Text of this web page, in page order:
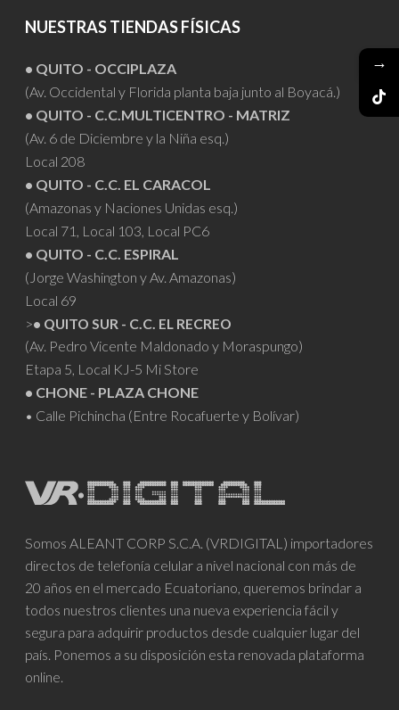
NUESTRAS TIENDAS FÍSICAS
• QUITO - OCCIPLAZA
(Av. Occidental y Florida planta baja junto al Boyacá.)
• QUITO - C.C.MULTICENTRO - MATRIZ
(Av. 6 de Diciembre y la Niña esq.)
Local 208
• QUITO - C.C. EL CARACOL
(Amazonas y Naciones Unidas esq.)
Local 71, Local 103, Local PC6
• QUITO - C.C. ESPIRAL
(Jorge Washington y Av. Amazonas)
Local 69
>• QUITO SUR - C.C. EL RECREO
(Av. Pedro Vicente Maldonado y Moraspungo)
Etapa 5, Local KJ-5 Mi Store
• CHONE - PLAZA CHONE
• Calle Pichincha (Entre Rocafuerte y Bolívar)
Somos ALEANT CORP S.C.A. (VRDIGITAL) importadores
directos de telefonía celular a nivel nacional con más de
20 años en el mercado Ecuatoriano, queremos brindar a
todos nuestros clientes una nueva experiencia fácil y
segura para adquirir productos desde cualquier lugar del
país. Ponemos a su disposición esta renovada plataforma
online.
→